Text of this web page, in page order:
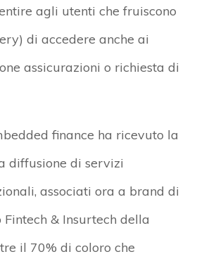
agli utenti che fruiscono
di accedere anche ai
assicurazioni o richiesta di
finance ha ricevuto la
diffusione di servizi
associati ora a brand di
& Insurtech della
il 70% di coloro che